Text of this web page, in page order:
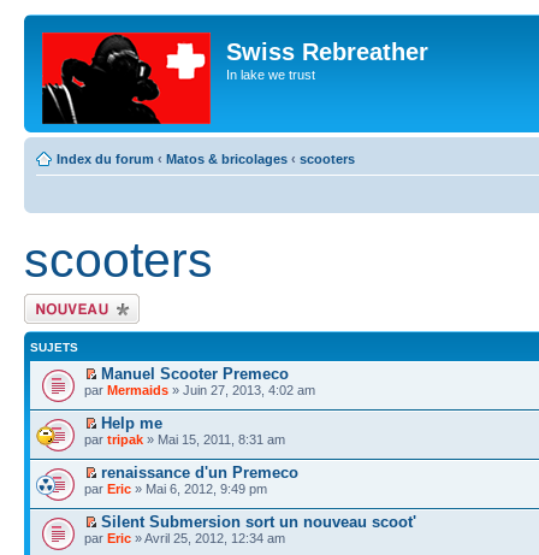
Swiss Rebreather
In lake we trust
Index du forum ‹ Matos & bricolages ‹ scooters
scooters
Écrire un nouveau
sujet
SUJETS
Manuel Scooter Premeco
par Mermaids » Juin 27, 2013, 4:02 am
Help me
par tripak » Mai 15, 2011, 8:31 am
renaissance d'un Premeco
par Eric » Mai 6, 2012, 9:49 pm
Silent Submersion sort un nouveau scoot'
par Eric » Avril 25, 2012, 12:34 am